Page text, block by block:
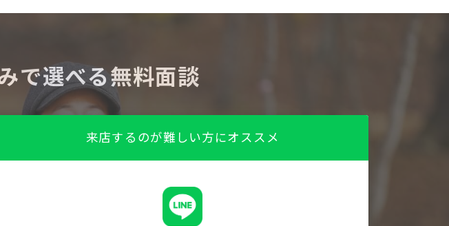
で選べる無料面談
来店するのが難しい方にオススメ